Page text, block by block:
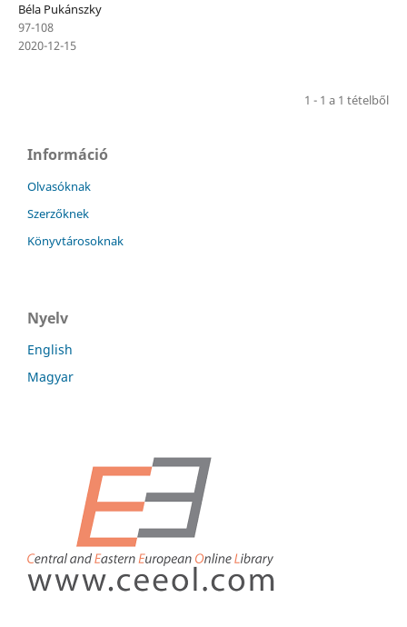
Béla Pukánszky
97-108
2020-12-15
1 - 1 a 1 tételből
Információ
Olvasóknak
Szerzőknek
Könyvtárosoknak
Nyelv
English
Magyar